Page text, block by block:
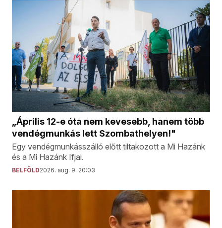
„Április 12-e óta nem kevesebb, hanem több
vendégmunkás lett Szombathelyen!"
Egy vendégmunkásszálló előtt tiltakozott a Mi Hazánk
és a Mi Hazánk Ifjai.
BELFÖLD2026. aug. 9. 20:03